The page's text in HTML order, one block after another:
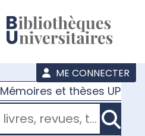
ME CONNECTER
Mémoires et thèses UPJV